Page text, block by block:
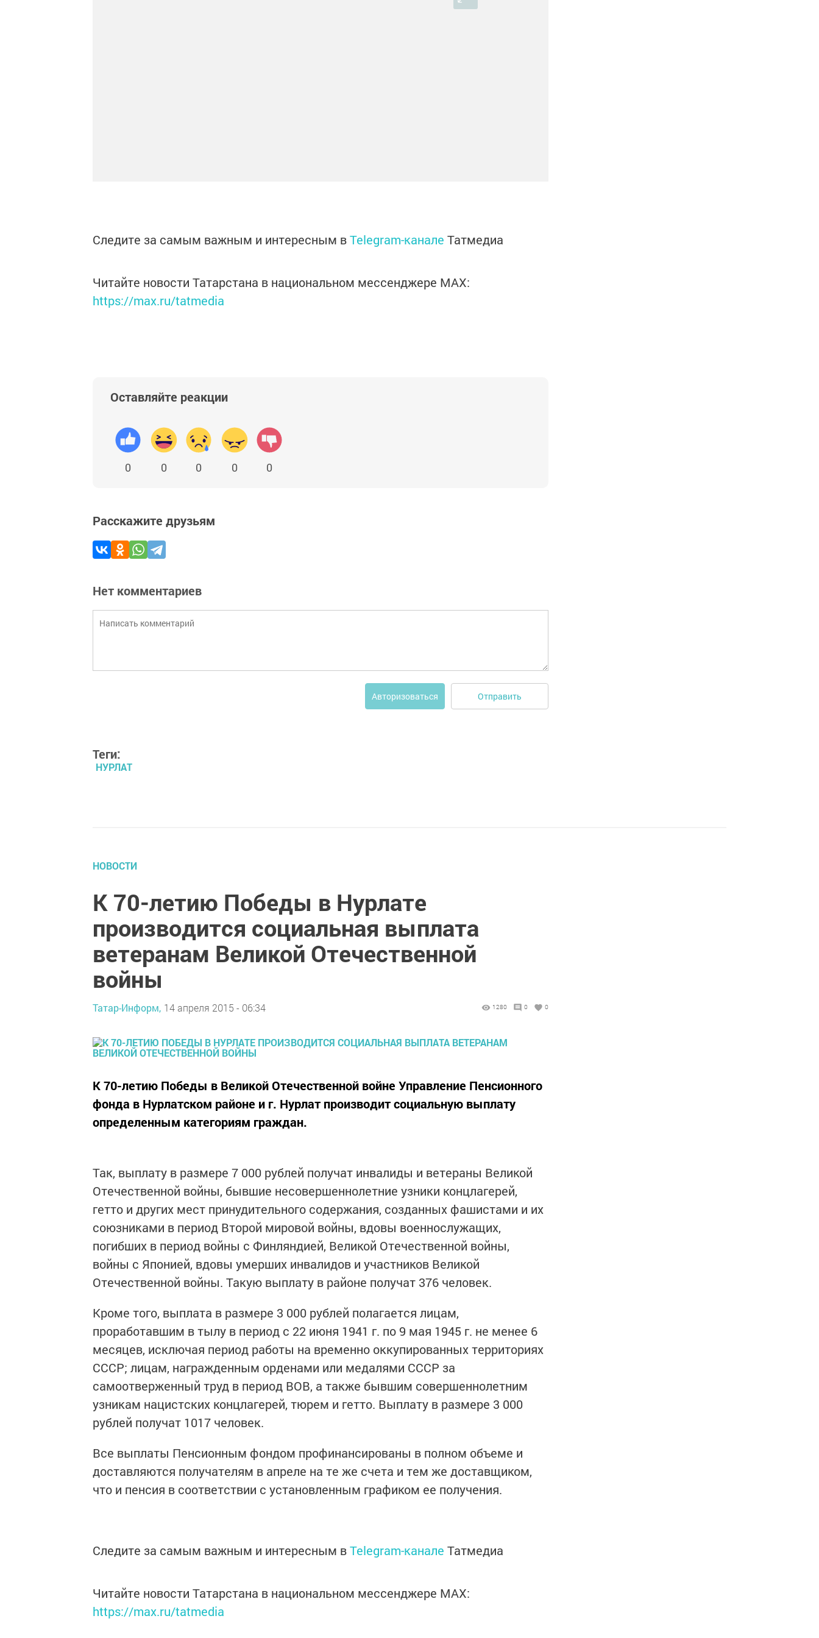
Следите за самым важным и интересным вTelegram-канале Татмедиа
Читайте новости Татарстана в национальном мессенджере MАХ:
https://max.ru/tatmedia
Оставляйте реакции
0 0 0 0 0
Расскажите друзьям
Нет комментариев
Авторизоваться Отправить
Теги:
НУРЛАТ
НОВОСТИ
К 70-летию Победы в Нурлате
производится социальная выплата
ветеранам Великой Отечественной
войны
Татар-Информ, 14 апреля 2015 - 06:34 1280 0 0
К 70-летию Победы в Великой Отечественной войне Управление Пенсионного
фонда в Нурлатском районе и г. Нурлат производит социальную выплату
определенным категориям граждан.
Так, выплату в размере 7 000 рублей получат инвалиды и ветераны Великой
Отечественной войны, бывшие несовершеннолетние узники концлагерей,
гетто и других мест принудительного содержания, созданных фашистами и их
союзниками в период Второй мировой войны, вдовы военнослужащих,
погибших в период войны с Финляндией, Великой Отечественной войны,
войны с Японией, вдовы умерших инвалидов и участников Великой
Отечественной войны. Такую выплату в районе получат 376 человек.
Кроме того, выплата в размере 3 000 рублей полагается лицам,
проработавшим в тылу в период с 22 июня 1941 г. по 9 мая 1945 г. не менее 6
месяцев, исключая период работы на временно оккупированных территориях
СССР; лицам, награжденным орденами или медалями СССР за
самоотверженный труд в период ВОВ, а также бывшим совершеннолетним
узникам нацистских концлагерей, тюрем и гетто. Выплату в размере 3 000
рублей получат 1017 человек.
Все выплаты Пенсионным фондом профинансированы в полном объеме и
доставляются получателям в апреле на те же счета и тем же доставщиком,
что и пенсия в соответствии с установленным графиком ее получения.
Следите за самым важным и интересным вTelegram-канале Татмедиа
Читайте новости Татарстана в национальном мессенджере MАХ:
https://max.ru/tatmedia